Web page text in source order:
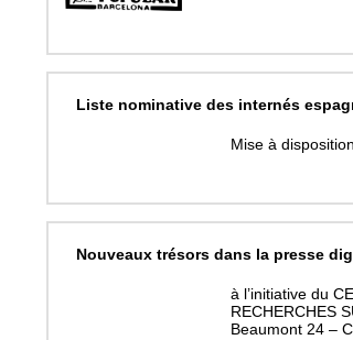
Liste nominative des internés
Mise à
Nouveaux trésors dans la presse
à l’initiative du
RECHERCHES
Beaumont 24 –